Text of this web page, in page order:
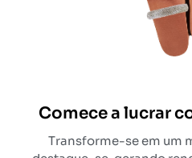
Comece a lucrar
Transforme-se em um